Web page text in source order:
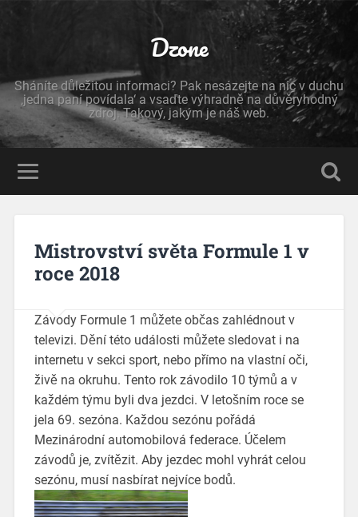
Dzone
Sháníte důležitou informaci? Pak nesázejte na nic v duchu
‚jedna paní povídala‘ a vsaďte výhradně na důvěryhodný
zdroj. Takový, jakým je náš web.
Mistrovství světa Formule 1 v
roce 2018
Závody Formule 1 můžete občas zahlédnout v
televizi. Dění této události můžete sledovat i na
internetu v sekci sport, nebo přímo na vlastní oči,
živě na okruhu. Tento rok závodilo 10 týmů a v
každém týmu byli dva jezdci. V letošním roce se
jela 69. sezóna. Každou sezónu pořádá
Mezinárodní automobilová federace. Účelem
závodů je, zvítězit. Aby jezdec mohl vyhrát celou
sezónu, musí nasbírat nejvíce bodů.